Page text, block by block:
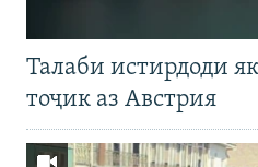
Талаби истирдоди
тоҷик аз Австрия